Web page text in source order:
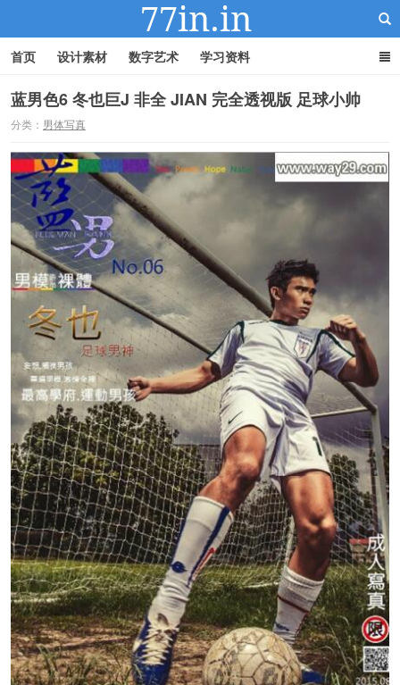
首页 设计素材 数字艺术 学习资料
蓝男色6 冬也巨J 非全 JIAN 完全透视版 足球小帅
分类： 男体写真